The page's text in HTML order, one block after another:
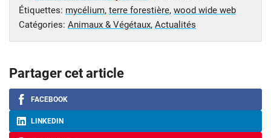
Étiquettes: mycélium, terre forestière, wood wide web
Catégories: Animaux & Végétaux, Actualités
Partager cet article
FACEBOOK
LINKEDIN